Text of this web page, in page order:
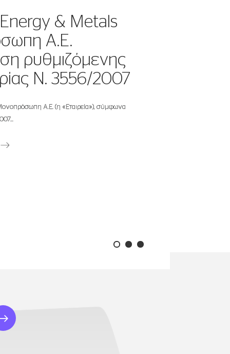
& Metals
Α.Ε.
ρυθμιζόμενης
Ν. 3556/2007
Α.Ε. (η «Εταιρεία»), σύμφωνα
METLEN